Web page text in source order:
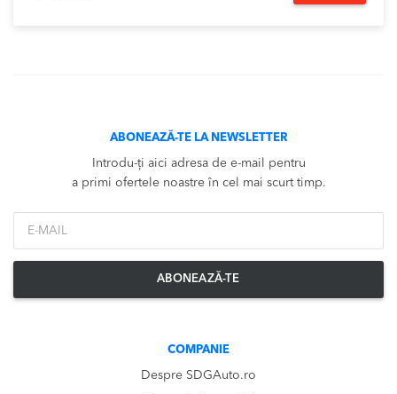
ABONEAZĂ-TE LA NEWSLETTER
Introdu-ți aici adresa de e-mail pentru
a primi ofertele noastre în cel mai scurt timp.
ABONEAZĂ-TE
COMPANIE
Despre SDGAuto.ro